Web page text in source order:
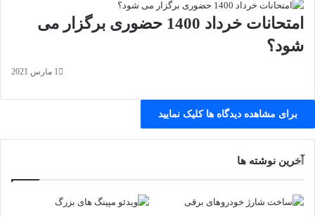
امتحانات خرداد 1400 حضوری برگزار می
شود؟
1 مارس 2021
برای مشاهده دیدگاه ها کلیک نمایید
آخرین نوشته ها